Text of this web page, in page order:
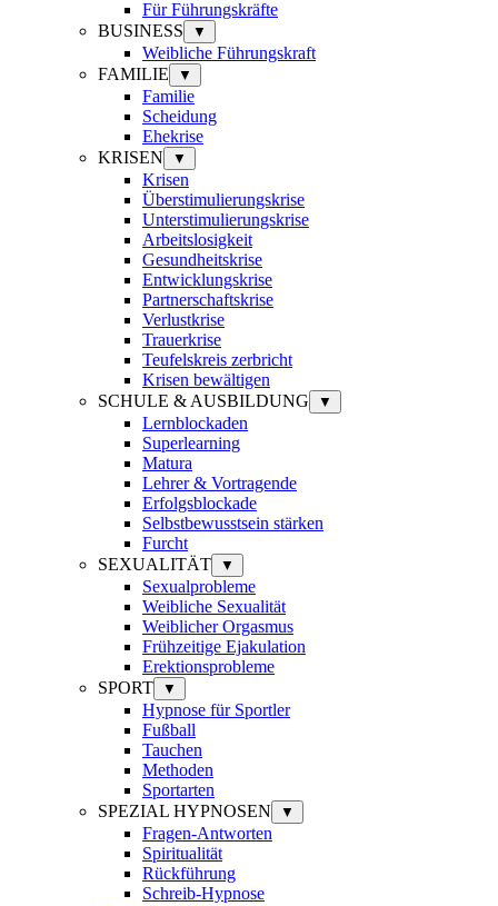
Für Führungskräfte
BUSINESS
▼
Weibliche Führungskraft
FAMILIE
▼
Familie
Scheidung
Ehekrise
KRISEN
▼
Krisen
Überstimulierungskrise
Unterstimulierungskrise
Arbeitslosigkeit
Gesundheitskrise
Entwicklungskrise
Partnerschaftskrise
Verlustkrise
Trauerkrise
Teufelskreis zerbricht
Krisen bewältigen
SCHULE & AUSBILDUNG
▼
Lernblockaden
Superlearning
Matura
Lehrer & Vortragende
Erfolgsblockade
Selbstbewusstsein stärken
Furcht
SEXUALITÄT
▼
Sexualprobleme
Weibliche Sexualität
Weiblicher Orgasmus
Frühzeitige Ejakulation
Erektionsprobleme
SPORT
▼
Hypnose für Sportler
Fußball
Tauchen
Methoden
Sportarten
SPEZIAL HYPNOSEN
▼
Fragen-Antworten
Spiritualität
Rückführung
Schreib-Hypnose